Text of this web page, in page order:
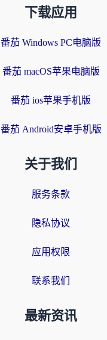
下载应用
番茄 Windows PC电脑版
番茄 macOS苹果电脑版
番茄 ios苹果手机版
番茄 Android安卓手机版
关于我们
服务条款
隐私协议
应用权限
联系我们
最新资讯